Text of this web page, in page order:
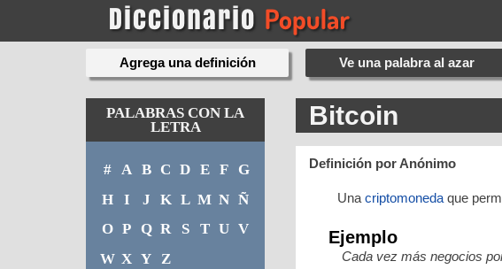
Agrega una definición Ve una palabra al azar
PALABRAS CON LA
LETRA
# A B C D E F
G
H
I J K L M N Ñ
O P Q R S T U V
W X Y Z
Bitcoin
Definición por Anónimo
Unacriptomoneda que
Ejemplo
Cada vez más negocios